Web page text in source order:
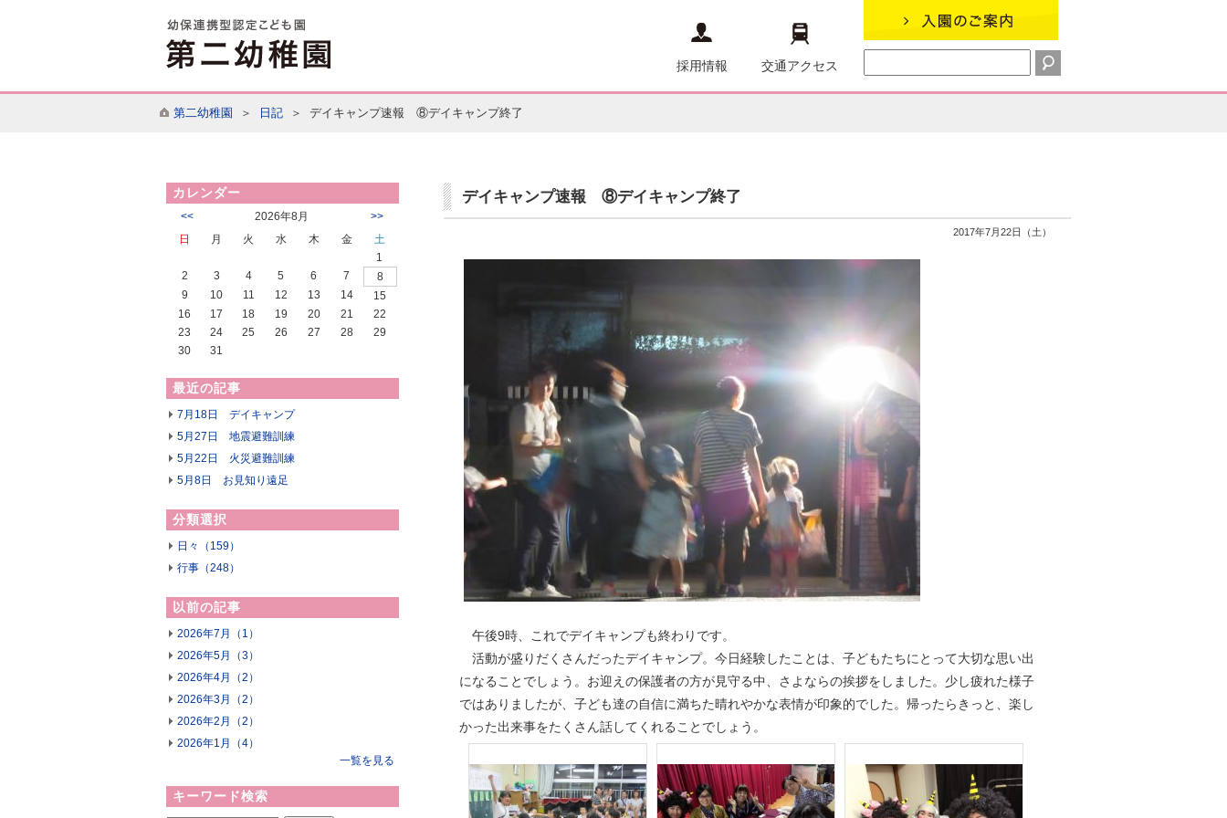
採用情報 交通アクセス
第二幼稚園 ＞ 日記＞ デイキャンプ速報 ⑧デイキャンプ終了
カレンダー
<< 2026年8月 >>
日 月 火 水 木 金
土
1
2
3 4 5 6 7
8
9
10 11 12 13 14
15
16
17 18 19 20 21
22
23
24 25 26 27 28
29
30
31
最近の記事
7月18日 デイキャンプ
5月27日 地震避難訓練
5月22日 火災避難訓練
5月8日 お見知り遠足
分類選択
日々（159）
行事（248）
以前の記事
2026年7月（1）
2026年5月（3）
2026年4月（2）
2026年3月（2）
2026年2月（2）
2026年1月（4）
一覧を見る
キーワード検索
デイキャンプ速報 ⑧デイキャンプ終了
2017年7月22日（土）
午後9時、これでデイキャンプも終わりです。
活動が盛りだくさんだったデイキャンプ。今日経験したことは、子どもたちにとって大切な思い出
になることでしょう。お迎えの保護者の方が見守る中、さよならの挨拶をしました。少し疲れた様子
ではありましたが、子ども達の自信に満ちた晴れやかな表情が印象的でした。帰ったらきっと、楽し
かった出来事をたくさん話してくれることでしょう。